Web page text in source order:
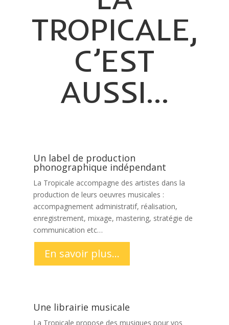
TROPICALE,
C’EST
AUSSI…
Un label de production
phonographique indépendant
La Tropicale accompagne des artistes dans la
production de leurs oeuvres musicales :
accompagnement administratif, réalisation,
enregistrement, mixage, mastering, stratégie de
communication etc…
En savoir plus...
Une librairie musicale
La Tropicale propose des musiques pour vos